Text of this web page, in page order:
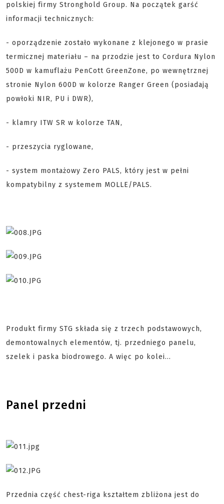
polskiej firmy Stronghold Group. Na początek garść
informacji technicznych:
- oporządzenie zostało wykonane z klejonego w prasie
termicznej materiału – na przodzie jest to Cordura Nylon
500D w kamuflażu PenCott GreenZone, po wewnętrznej
stronie Nylon 600D w kolorze Ranger Green (posiadają
powłoki NIR, PU i DWR),
- klamry ITW SR w kolorze TAN,
- przeszycia ryglowane,
- system montażowy Zero PALS, który jest w pełni
kompatybilny z systemem MOLLE/PALS.
Produkt firmy STG składa się z trzech podstawowych,
demontowalnych elementów, tj. przedniego panelu,
szelek i paska biodrowego. A więc po kolei…
Panel przedni
Przednia część chest-riga kształtem zbliżona jest do